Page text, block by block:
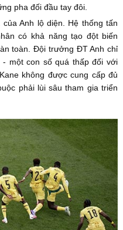
pha đối đầu tay đôi.
Anh lộ diện. Hệ thống tấn
có khả năng tạo đột biến
toàn. Đội trưởng ĐT Anh chỉ
một con số quá thấp đối với
không được cung cấp đủ
phải lùi sâu tham gia triển